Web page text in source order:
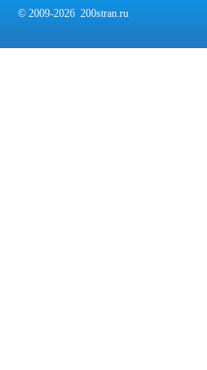
© 2009-2026 200stran.ru